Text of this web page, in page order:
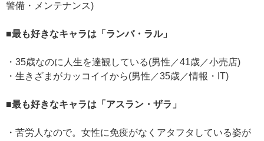
警備・メンテナンス)
■最も好きなキャラは「ランバ・ラル」
・35歳なのに人生を達観している(男性／41歳／小売店)
・生きざまがカッコイイから(男性／35歳／情報・IT)
■最も好きなキャラは「アスラン・ザラ」
・苦労人なので。女性に免疫がなくアタフタしている姿が